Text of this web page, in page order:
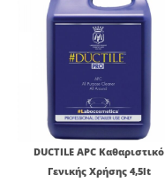
DUCTILE APC Καθαριστικό
Γενικής Χρήσης 4,5lt